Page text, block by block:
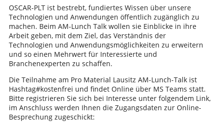
OSCAR-PLT ist bestrebt, fundiertes Wissen über unsere
Technologien und Anwendungen öffentlich zugänglich zu
machen. Beim AM-Lunch Talk wollen sie Einblicke in ihre
Arbeit geben, mit dem Ziel, das Verständnis der
Technologien und Anwendungsmöglichkeiten zu erweitern
und so einen Mehrwert für Interessierte und
Branchenexperten zu schaffen.
Die Teilnahme am Pro Material Lausitz AM-Lunch-Talk ist
Hashtag#kostenfrei und findet Online über MS Teams statt.
Bitte registrieren Sie sich bei Interesse unter folgendem Link,
im Anschluss werden Ihnen die Zugangsdaten zur Online-
Besprechung zugeschickt: